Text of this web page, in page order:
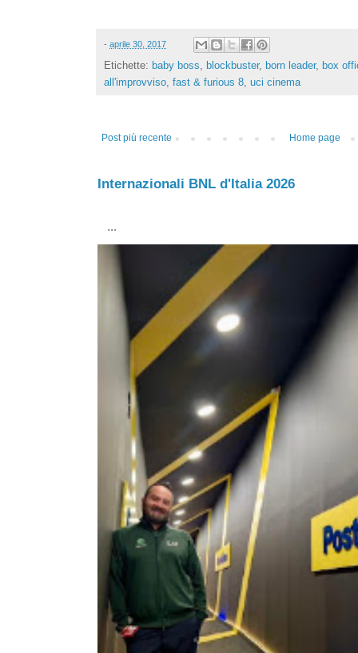
- aprile 30, 2017
Etichette: baby boss, blockbuster, born leader, box
all'improvviso, fast & furious 8, uci cinema
Post più recente Home page
Internazionali BNL d'Italia 2026
...